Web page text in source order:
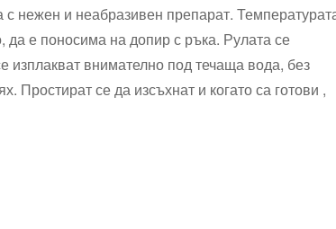
нежен и неабразивен препарат.
да е поносима на допир с ръка. Рулата се
изплакват внимателно под течаща вода, без
Простират се да изсъхнат и когато са готови ,